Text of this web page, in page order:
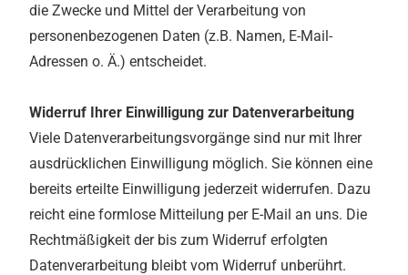
die Zwecke und Mittel der Verarbeitung von
personenbezogenen Daten (z.B. Namen, E-Mail-
Adressen o. Ä.) entscheidet.
Widerruf Ihrer Einwilligung zur Datenverarbeitung
Viele Datenverarbeitungsvorgänge sind nur mit Ihrer
ausdrücklichen Einwilligung möglich. Sie können eine
bereits erteilte Einwilligung jederzeit widerrufen. Dazu
reicht eine formlose Mitteilung per E-Mail an uns. Die
Rechtmäßigkeit der bis zum Widerruf erfolgten
Datenverarbeitung bleibt vom Widerruf unberührt.